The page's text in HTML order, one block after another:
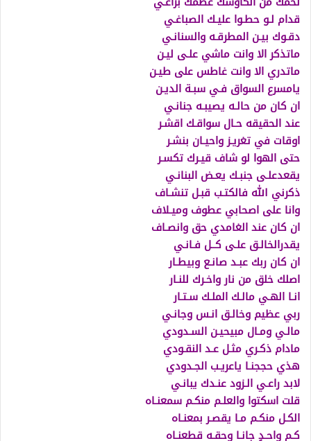
قدام لـو حطـوا عليـك الصباغـي
دقـوك بيـن المطرقـه والسنانـي
ماتذكر الا وانت ماشي علـى ليـن
ماتدري الا وانت غاطس على طيـن
يامسرع السواق فـي سبـة الديـن
ان كان من حالـه يصيبـه جنانـي
عند الحقيقه حـال سواقـك اقشـر
اوقات في تغريـز واحيـان بنشـر
حتى الهوا لو شاف قيـرك تكسـر
يقعدعلـى جنبـك يعـض البنانـي
ذكرني الله فالكتـب قبـل تنشـاف
وانا على اصحابي عطوف وميـلاف
ان كان عند الغامدي حق وانصـاف
يقدرالخالـق علـى كــل فـانـي
ان كان ربك عبـد صانـع وبيطـار
اصلك خلق من نار واخـرك للنـار
انـا الهـي مالـك الملـك سـتـار
ربي عظيم وخالـق انـس وجانـي
مالـي ومـال مبيحيـن السـدودي
مادام ذكـري مثـل عـد النقـودي
هذي حججنـا ياعريـب الجـدودي
لابد راعـي الـزود عنـدك يبانـي
قلت اسكتوا والعلـم منكـم سمعنـاه
الكـل منكـم مـا يقصـر بمعنـاه
كـم واحـدٍ جانـا وحقـه قطعنـاه